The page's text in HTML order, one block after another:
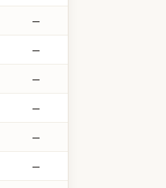
—
—
—
—
—
—